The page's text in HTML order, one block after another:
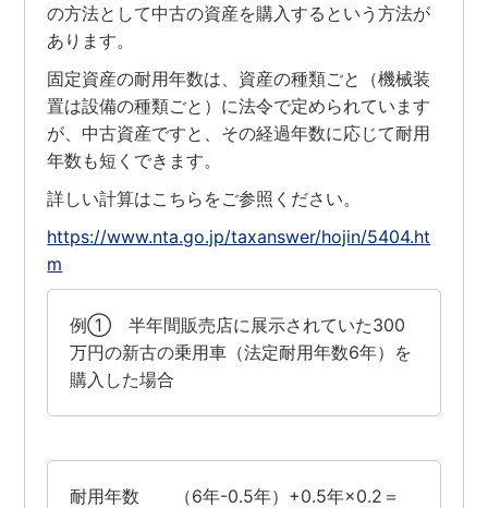
の方法として中古の資産を購入するという方法が
あります。
固定資産の耐用年数は、資産の種類ごと（機械装
置は設備の種類ごと）に法令で定められています
が、中古資産ですと、その経過年数に応じて耐用
年数も短くできます。
詳しい計算はこちらをご参照ください。
https://www.nta.go.jp/taxanswer/hojin/5404.ht
m
例① 半年間販売店に展示されていた300
万円の新古の乗用車（法定耐用年数6年）を
購入した場合
耐用年数 （6年-0.5年）+0.5年×0.2＝